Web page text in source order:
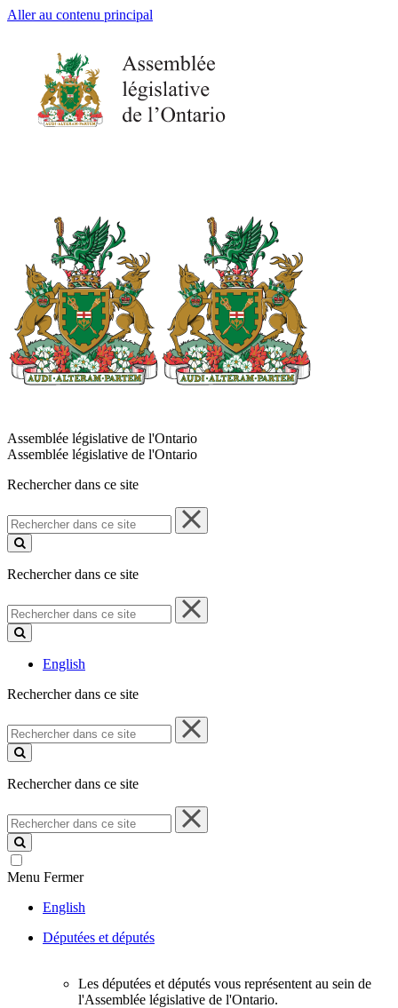
Aller au contenu principal
Assemblée législative de l'Ontario
Assemblée législative de l'Ontario
Rechercher dans ce site
Rechercher
dans
ce
Rechercher dans ce site
Rechercher
dans
ce
English
Rechercher dans ce site
Rechercher
dans
ce
Rechercher dans ce site
Rechercher
dans
ce
site
Menu Fermer
English
Députées et députés
Les députées et députés vous représentent au sein de
l'Assemblée législative de l'Ontario.